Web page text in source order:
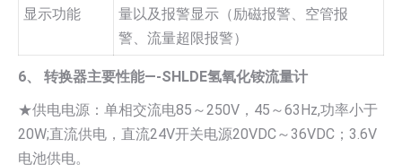
显示功能
量以及报警显示（励磁报警、空管报
警、流量超限报警）
6、 转换器主要性能—-SHLDE氢氧化铵流量计
★供电电源：单相交流电85～250V，45～63Hz,功率小于
20W;直流供电，直流24V开关电源20VDC～36VDC；3.6V
电池供电。